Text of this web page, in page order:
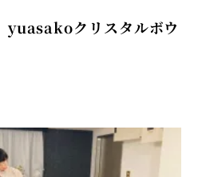
クリスタルボウ